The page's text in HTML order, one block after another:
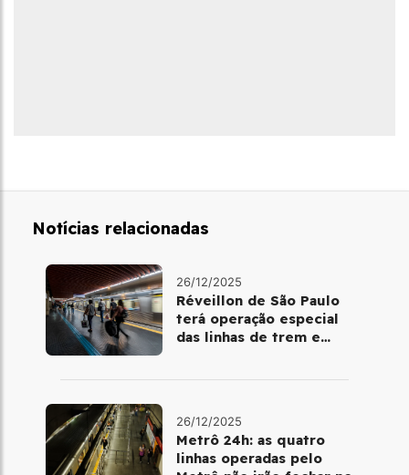
Notícias relacionadas
26/12/2025
Réveillon de São Paulo
terá operação especial
das linhas de trem e
26/12/2025
Metrô 24h: as quatro
linhas operadas pelo